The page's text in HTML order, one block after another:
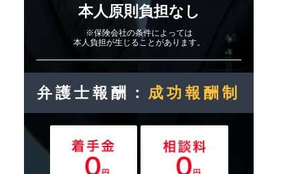
本人原則負担なし
※保険会社の条件によっては
本人負担が生じることがあります。
弁護士報酬： 成功報酬制